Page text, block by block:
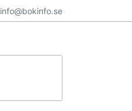
info@bokinfo.se